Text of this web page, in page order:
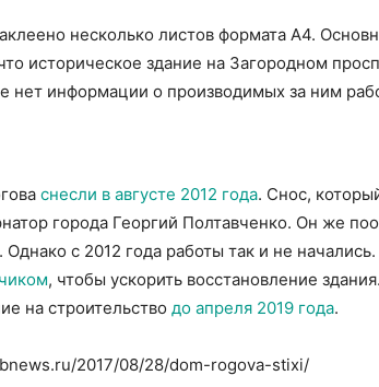
несколько листов формата А4.
историческое здание на Загородном
нет информации о производимых за ним
снесли в августе 2012 года. Снос,
города Георгий Полтавченко. Он же
с 2012 года работы так и не
, чтобы ускорить восстановление
на строительство до апреля 2019 года.
2017/08/28/dom-rogova-stixi/